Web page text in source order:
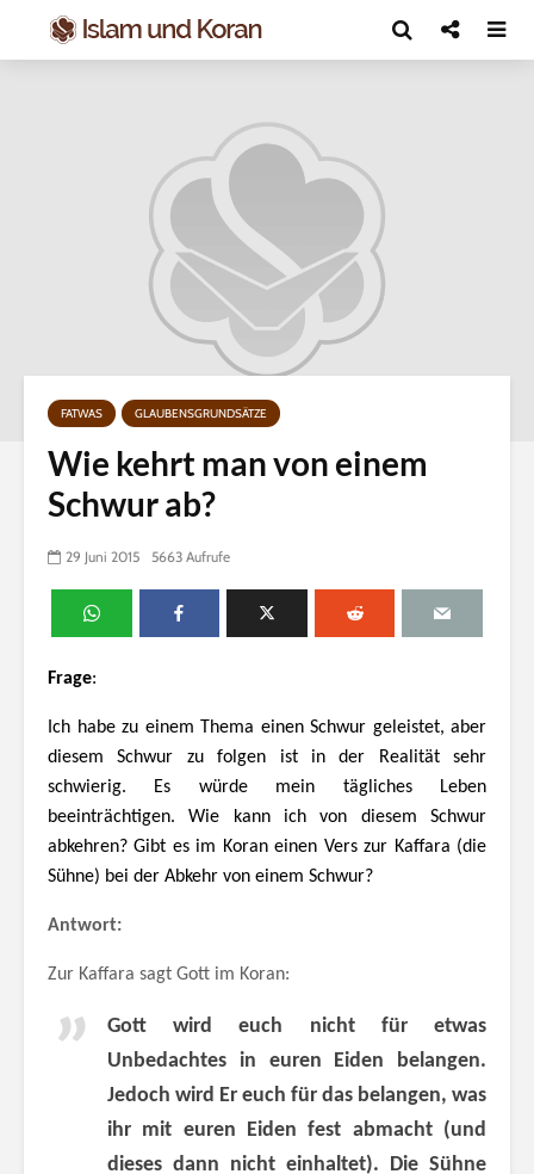
FATWAS GLAUBENSGRUNDSÄTZE
Wie kehrt man von einem
Schwur ab?
29 Juni 2015 5663 Aufrufe
Frage:
Ich habe zu einem Thema einen Schwur geleistet, aber
diesem Schwur zu folgen ist in der Realität sehr
schwierig. Es würde mein tägliches Leben
beeinträchtigen. Wie kann ich von diesem Schwur
abkehren? Gibt es im Koran einen Vers zur Kaffara (die
Sühne) bei der Abkehr von einem Schwur?
Antwort:
Zur Kaffara sagt Gott im Koran:
Gott wird euch nicht für etwas
Unbedachtes in euren Eiden belangen.
Jedoch wird Er euch für das belangen, was
ihr mit euren Eiden fest abmacht (und
dieses dann nicht einhaltet). Die Sühne